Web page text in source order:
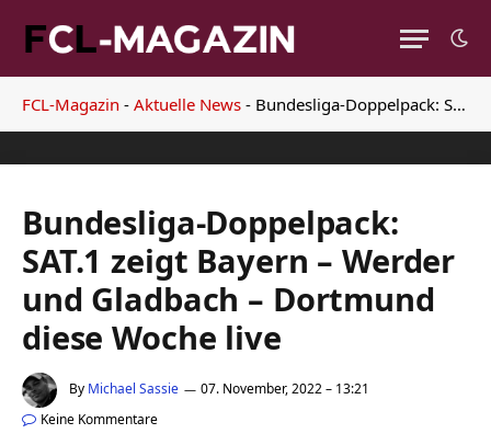
FCL-Magazin - Aktuelle News - Bundesliga-Doppelpack: SAT.1 zeigt Bayern – Werder und Gladbach – Dortmund diese Woche live
Bundesliga-Doppelpack:
SAT.1 zeigt Bayern – Werder
und Gladbach – Dortmund
diese Woche live
By Michael Sassie
07. November, 2022 – 13:21
Keine Kommentare